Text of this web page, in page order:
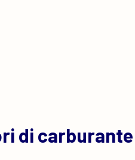
di carburante